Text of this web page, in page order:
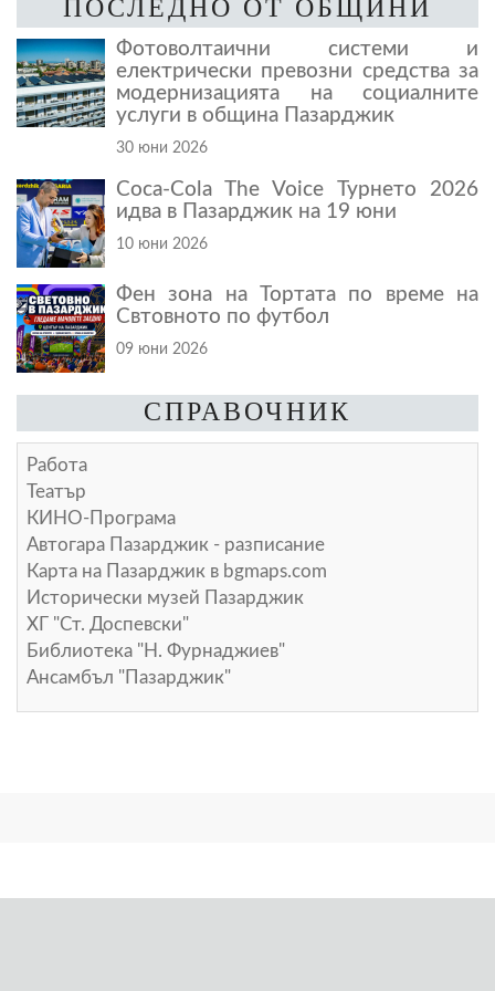
ПОСЛЕДНО ОТ ОБЩИНИ
Фотоволтаични системи и
електрически превозни средства за
модернизацията на социалните
услуги в община Пазарджик
30 юни 2026
Coca-Cola The Voice Турнето 2026
идва в Пазарджик на 19 юни
10 юни 2026
Фен зона на Тортата по време на
Свтовното по футбол
09 юни 2026
СПРАВОЧНИК
Работа
Театър
КИНО-Програма
Автогара Пазарджик - разписание
Карта на Пазарджик в bgmaps.com
Исторически музей Пазарджик
ХГ "Ст. Доспевски"
Библиотека "Н. Фурнаджиев"
Ансамбъл "Пазарджик"